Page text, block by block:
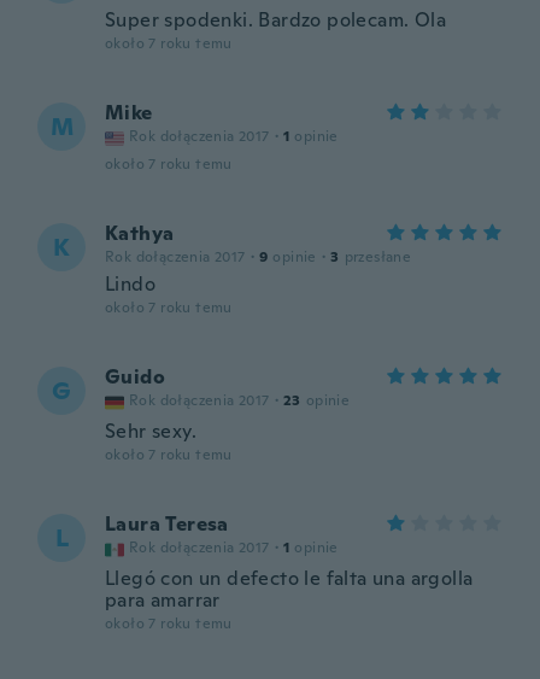
Super spodenki. Bardzo polecam. Ola
około 7 roku temu
M Mike
Rok dołączenia 2017 · 1 opinie
około 7 roku temu
K Kathya
Rok dołączenia 2017 · 9 opinie · 3 przesłane
Lindo
około 7 roku temu
G Guido
Rok dołączenia 2017 · 23 opinie
Sehr sexy.
około 7 roku temu
L Laura Teresa
Rok dołączenia 2017 · 1 opinie
Llegó con un defecto le falta una argolla
para amarrar
około 7 roku temu